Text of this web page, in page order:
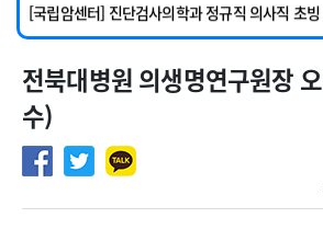
[국립암센터] 진단검사의학과 정규직 의사직 초빙
[인제대학교해운대백병원] 치과 진료교수 모집
[서울아산병원] 2026년 하반기 인턴 모집
[명지병원] 하반기 전공의(인턴) 모집
전북대병원 의생명연구원장
수)